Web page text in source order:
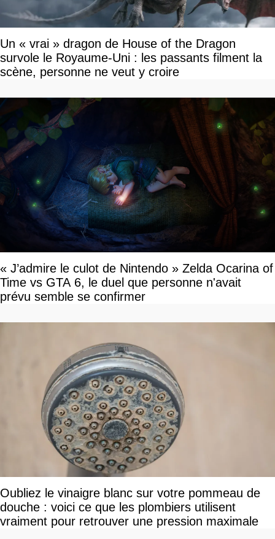
Un « vrai » dragon de House of the Dragon
survole le Royaume-Uni : les passants filment la
scène, personne ne veut y croire
« J’admire le culot de Nintendo » Zelda Ocarina of
Time vs GTA 6, le duel que personne n'avait
prévu semble se confirmer
Oubliez le vinaigre blanc sur votre pommeau de
douche : voici ce que les plombiers utilisent
vraiment pour retrouver une pression maximale